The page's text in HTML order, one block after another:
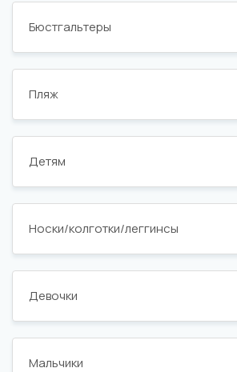
Бюстгальтеры
Пляж
Детям
Носки/колготки/леггинсы
Девочки
Мальчики